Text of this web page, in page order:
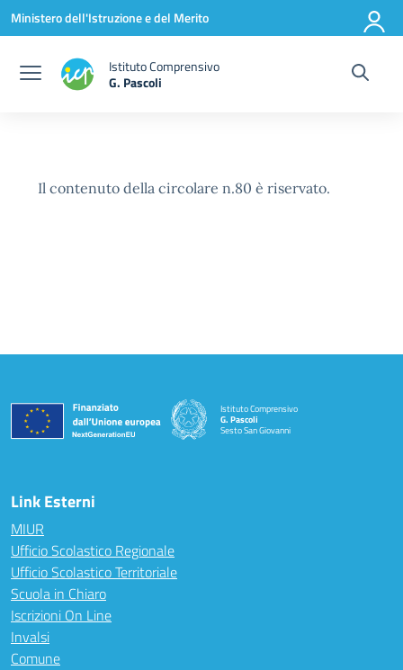
Vai ai contenuti
Vai al menu di navigazione
Vai al footer
Ministero dell'Istruzione e del Merito
Istituto Comprensivo
G. Pascoli
Il contenuto della circolare n.80 è riservato.
Istituto Comprensivo
G. Pascoli
Sesto San Giovanni
Link Esterni
MIUR
Ufficio Scolastico Regionale
Ufficio Scolastico Territoriale
Scuola in Chiaro
Iscrizioni On Line
Invalsi
Comune